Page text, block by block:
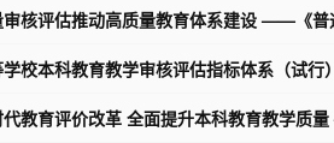
审核评估推动高质量教育体系建设 ——《
校本科教育教学审核评估指标体系（试行）
代教育评价改革 全面提升本科教育教学